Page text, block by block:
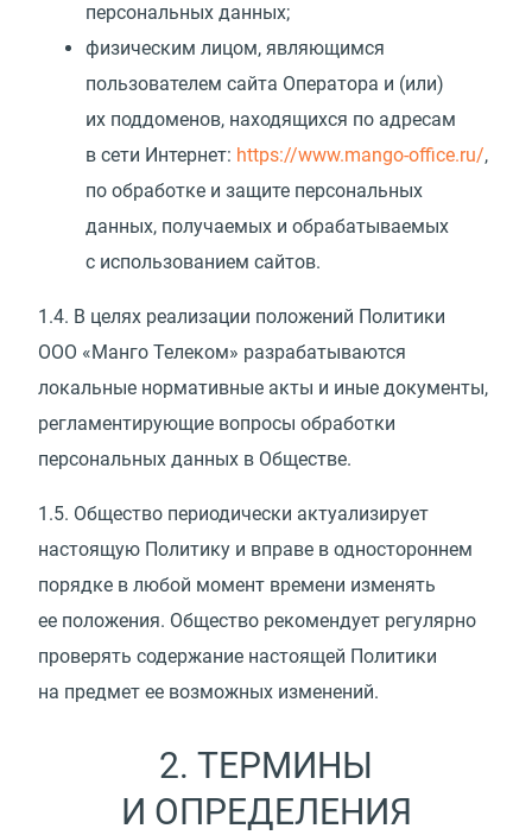
персональных данных;
физическим лицом, являющимся
пользователем сайта Оператора и (или)
их поддоменов, находящихся по адресам
в сети Интернет: https://www.mango-office.ru/,
по обработке и защите персональных
данных, получаемых и обрабатываемых
с использованием сайтов.
1.4. В целях реализации положений Политики
ООО «Манго Телеком» разрабатываются
локальные нормативные акты и иные документы,
регламентирующие вопросы обработки
персональных данных в Обществе.
1.5. Общество периодически актуализирует
настоящую Политику и вправе в одностороннем
порядке в любой момент времени изменять
ее положения. Общество рекомендует регулярно
проверять содержание настоящей Политики
на предмет ее возможных изменений.
2. ТЕРМИНЫ
И ОПРЕДЕЛЕНИЯ